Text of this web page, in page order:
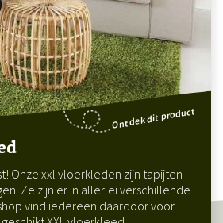
Onze xxl vloerkleden zijn tapijten
Ze zijn er in allerlei verschillende
vind iedereen daardoor voor
Ontdek dit product